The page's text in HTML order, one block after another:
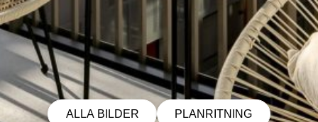
ALLA BILDER PLANRITNING